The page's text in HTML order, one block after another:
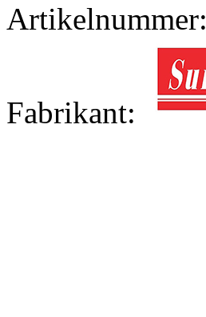
Artikelnummer:
Fabrikant: